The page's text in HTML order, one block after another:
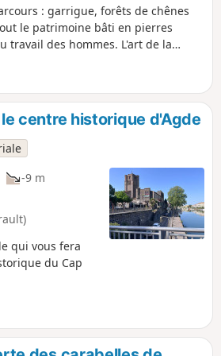
: garrigue, forêts de chênes
le patrimoine bâti en pierres
travail des hommes. L'art de la
visite du sentier
centre historique d'Agde
-9 m
qui vous fera
du Cap